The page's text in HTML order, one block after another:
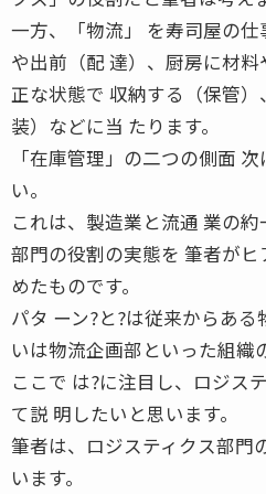
一方、「物流」 を寿司屋の
や出前（配 達）、厨房に材
正な状態で 収納する（保管
装）などに当 たります。
「在庫管理」の二つの側面
い。
これは、製造業と流通 業の
部門の役割の実態を 筆者が
めたものです。
パタ ーン?と?は従来からあ
いは物流企画部といった組織
ここで は?に注目し、ロジス
て説 明したいと思います。
筆者は、ロジスティクス部門
います。